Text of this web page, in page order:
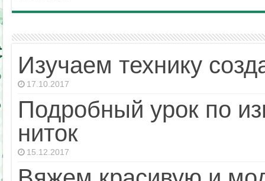
Изучаем технику
17.10.2017
Подробный урок по
ниток
15.12.2017